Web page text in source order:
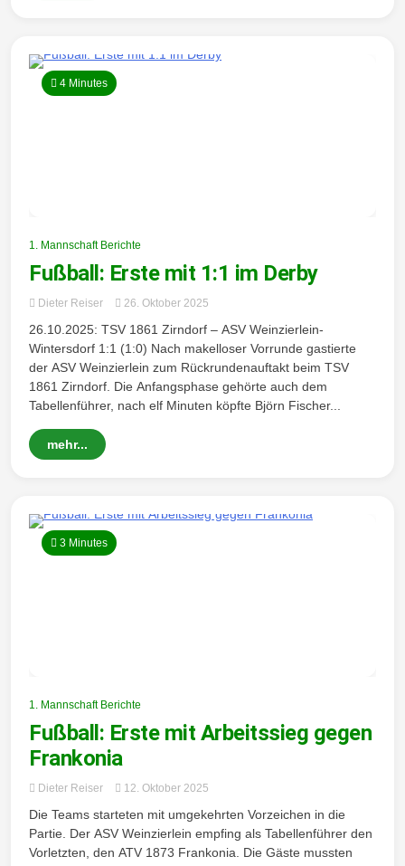
4 Minutes
1. Mannschaft Berichte
Fußball: Erste mit 1:1 im Derby
Dieter Reiser 26. Oktober 2025
26.10.2025: TSV 1861 Zirndorf – ASV Weinzierlein-
Wintersdorf 1:1 (1:0) Nach makelloser Vorrunde gastierte
der ASV Weinzierlein zum Rückrundenauftakt beim TSV
1861 Zirndorf. Die Anfangsphase gehörte auch dem
Tabellenführer, nach elf Minuten köpfte Björn Fischer...
mehr...
3 Minutes
1. Mannschaft Berichte
Fußball: Erste mit Arbeitssieg gegen
Frankonia
Dieter Reiser 12. Oktober 2025
Die Teams starteten mit umgekehrten Vorzeichen in die
Partie. Der ASV Weinzierlein empfing als Tabellenführer den
Vorletzten, den ATV 1873 Frankonia. Die Gäste mussten